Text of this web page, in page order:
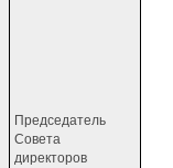
Председатель
Совета
директоров